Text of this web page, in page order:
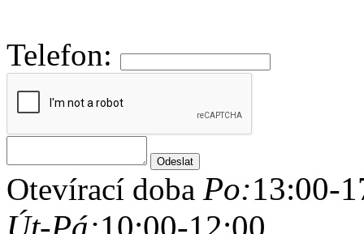
Telefon:
Otevírací doba Po:13:00-